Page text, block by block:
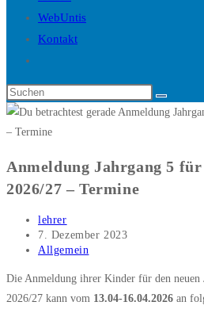
WebUntis
Kontakt
umschalten
Diese
Website
durchsuchen
Anmeldung Jahrgang 5
2026/27 – Termine
Beitrags-
Autor:
lehrer
Beitrag
veröffentlicht:
7. Dezember 2023
Beitrags-
Allgemein
Die Anmeldung ihrer Kinder für den neuen
2026/27 kann vom 13.04-16.04.2026 an